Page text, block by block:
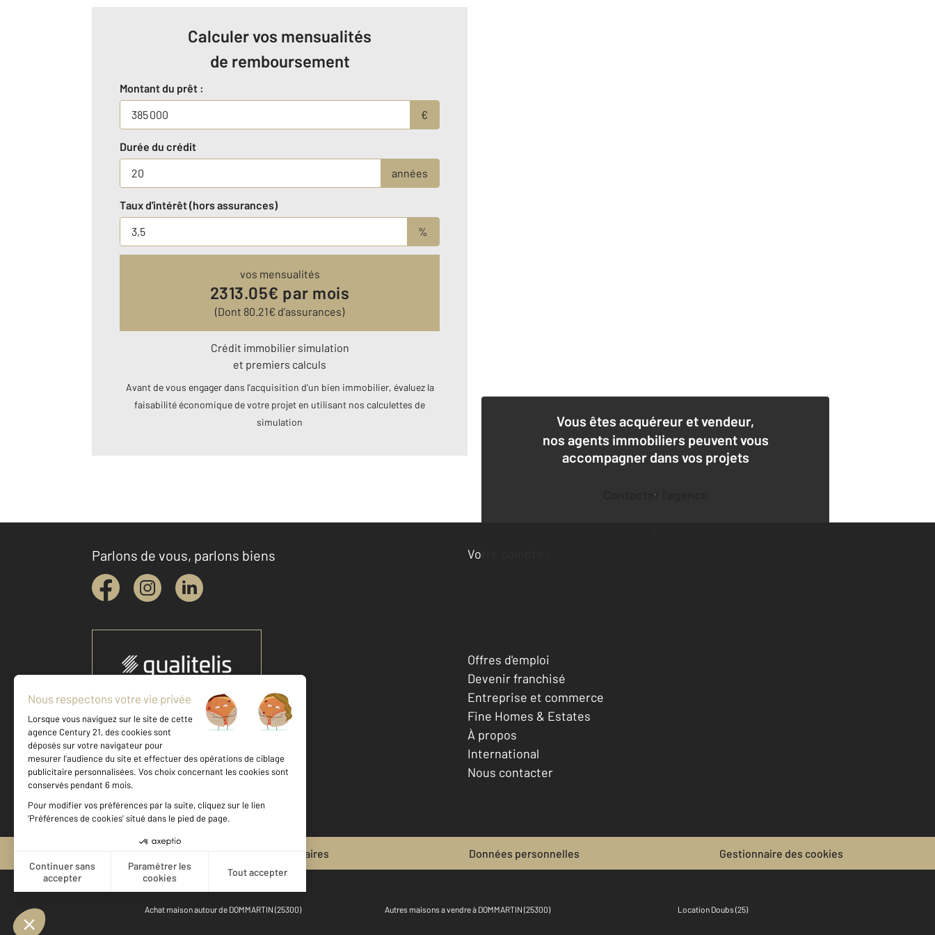
Calculer vos mensualités
de remboursement
Montant du prêt :
€
Durée du crédit
années
Taux d'intérêt (hors assurances)
%
vos mensualités
2313.05€ par mois
(Dont 80.21€ d’assurances)
Crédit immobilier simulation
et premiers calculs
Avant de vous engager dans l’acquisition d’un bien immobilier, évaluez la
faisabilité économique de votre projet en utilisant nos calculettes de
simulation
Vous êtes acquéreur et vendeur,
nos agents immobiliers peuvent vous
accompagner dans vos projets
Contacter l'agence
Demander une estimation
Parlons de vous, parlons biens
Votre compte :
Accéder à mon compte
Votre agence est notée
Achat
Vente
9,1/10
Location
9,3/10
Offres d'emploi
Devenir franchisé
Entreprise et commerce
Fine Homes & Estates
À propos
International
Nous contacter
Mentions légales & CGU et Barèmes d'honoraires Données personnelles Gestionnaire des cookies
Achat maison autour de DOMMARTIN (25300) Autres maisons a vendre à DOMMARTIN (25300) Location Doubs (25)